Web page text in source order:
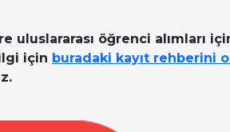
öğrenci alımları
için buradaki kayıt rehberini